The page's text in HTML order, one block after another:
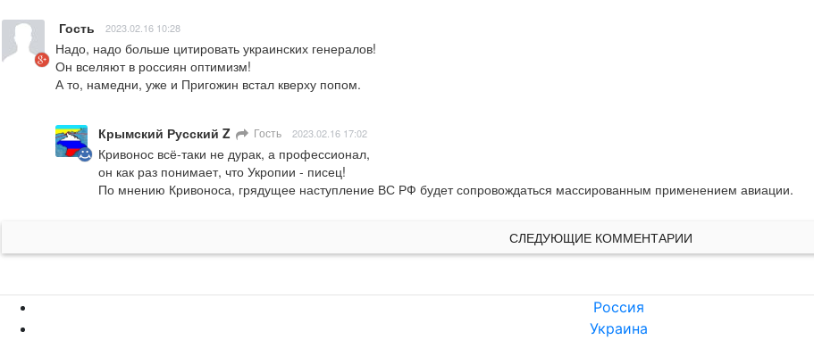
Гость 2023.02.16 10:28
Надо, надо больше цитировать украинских генералов!
Он вселяют в россиян оптимизм!
А то, намедни, уже и Пригожин встал кверху попом.
Крымский Русский Z Гость 2023.02.16 17:02
Кривонос всё-таки не дурак, а профессионал,
он как раз понимает, что Укропии - писец!
По мнению Кривоноса, грядущее наступление ВС РФ будет сопровождаться массированным применением авиации.
СЛЕДУЮЩИЕ КОММЕНТАРИИ
Россия
Украина